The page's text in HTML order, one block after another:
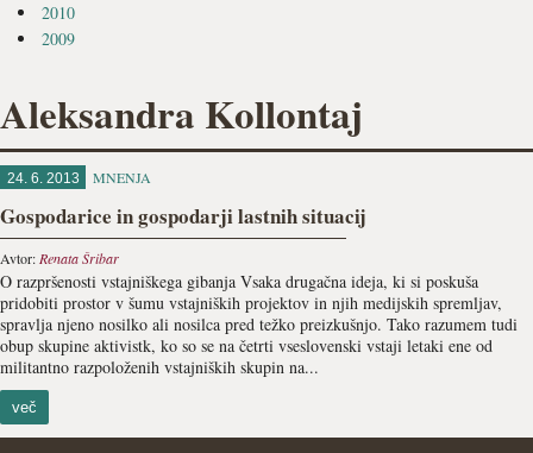
2010
2009
Aleksandra Kollontaj
24. 6. 2013 MNENJA
Gospodarice in gospodarji lastnih situacij
Avtor: Renata Šribar
O razpršenosti vstajniškega gibanja Vsaka drugačna ideja, ki si poskuša
pridobiti prostor v šumu vstajniških projektov in njih medijskih spremljav,
spravlja njeno nosilko ali nosilca pred težko preizkušnjo. Tako razumem tudi
obup skupine aktivistk, ko so se na četrti vseslovenski vstaji letaki ene od
militantno razpoloženih vstajniških skupin na...
več